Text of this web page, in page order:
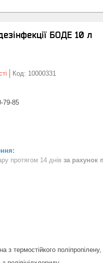
БОДЕ 10 л
Код: 10000331
79-85
протягом 14 днів за рахунок
термостійкого